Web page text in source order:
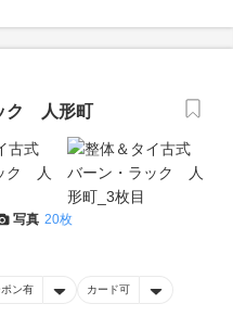
ク 人形町
写真 20枚
ン有 カード可